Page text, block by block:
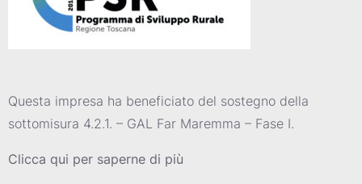
Questa impresa ha beneficiato del sostegno della
sottomisura 4.2.1. – GAL Far Maremma – Fase I.
Clicca qui per saperne di più